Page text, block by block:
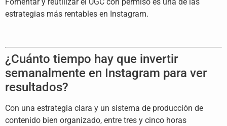
Fomentar y reutilizar el UGC con permiso es una de las
estrategias más rentables en Instagram.
¿Cuánto tiempo hay que invertir
semanalmente en Instagram para ver
resultados?
Con una estrategia clara y un sistema de producción de
contenido bien organizado, entre tres y cinco horas